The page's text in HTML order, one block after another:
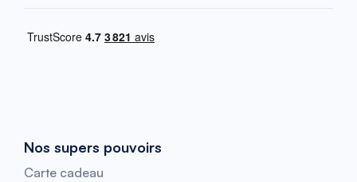
Nos supers pouvoirs
Carte cadeau